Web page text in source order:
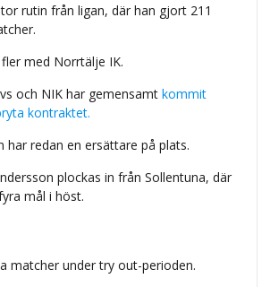
rutin från ligan, där han gjort 211
med Norrtälje IK.
och NIK har gemensamt kommit
kontraktet.
har redan en ersättare på plats.
plockas in från Sollentuna, där
mål i höst.
matcher under try out-perioden.